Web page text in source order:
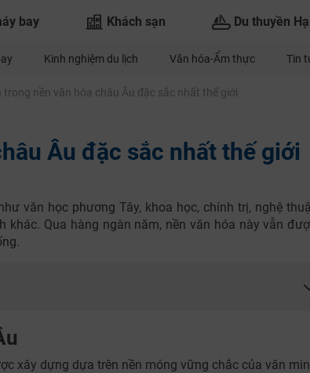
bay Khách sạn Du thuyền
Kinh nghiệm du lịch Văn hóa-Ẩm thực Tin
trong nền văn hóa châu Âu đặc sắc nhất thế giới
Âu đặc sắc nhất thế giới
văn học phương Tây, khoa học, chính trị, nghệ
Qua hàng ngàn năm, nền văn hóa này vẫn
xây dựng dựa trên nền móng vững chắc của văn